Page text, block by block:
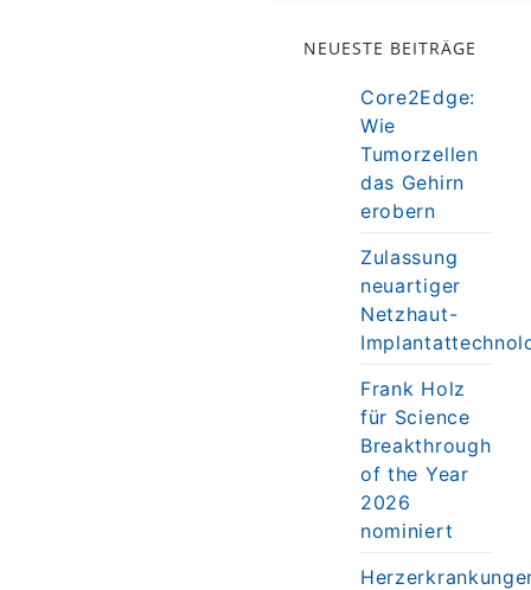
NEUESTE BEITRÄGE
Core2Edge:
Wie
Tumorzellen
das Gehirn
erobern
Zulassung
neuartiger
Netzhaut-
Frank Holz
für Science
Breakthrough
of the Year
2026
nominiert